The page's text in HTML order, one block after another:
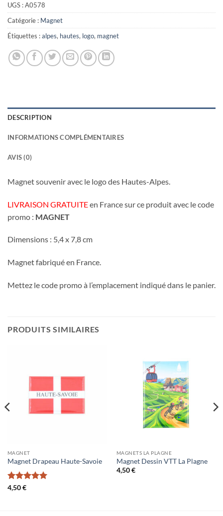
UGS :A0578
Catégorie : Magnet
Étiquettes :alpes, hautes, logo, magnet
DESCRIPTION
INFORMATIONS COMPLÉMENTAIRES
AVIS (0)
Magnet souvenir avec le logo des Hautes-Alpes.
LIVRAISON GRATUITEen France sur ce produit avec le code
promo : MAGNET
Dimensions : 5,4 x 7,8 cm
Magnet fabriqué en France.
Mettez le code promo à l’emplacement indiqué dans le panier.
PRODUITS SIMILAIRES
MAGNET
Magnet Drapeau Haute-Savoie
Note
4,50€
MAGNETS LA PLAGNE
Magnet Dessin VTT La Plagne
4,50€